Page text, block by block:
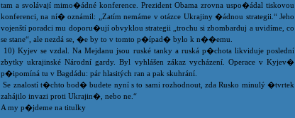
tam a svolávají mimo�ádné konference. Prezident Obama zrovna uspo�ádal tiskovou
konferenci, na ní� oznámil: „Zatím nemáme v otázce Ukrajiny �ádnou strategii.“ Jeho
vojenští poradci mu doporu�ují obvyklou strategii „trochu si zbombarduj a uvidíme, co
se stane“, ale nezdá se, �e by to v tomto p�ípad� bylo k n��emu.
10) Kyjev se vzdal. Na Mejdanu jsou ruské tanky a ruská p�chota likviduje poslední
zbytky ukrajinské Národní gardy. Byl vyhlášen zákaz vycházení. Operace v Kyjev�
p�ipomíná tu v Bagdádu: pár hlasitých ran a pak skuhrání.
Se znalostí t�chto bod� budete nyní s to sami rozhodnout, zda Rusko minulý �tvrtek
zahájilo invazi proti Ukrajin�, nebo ne.“
A my p�jdeme na titulky